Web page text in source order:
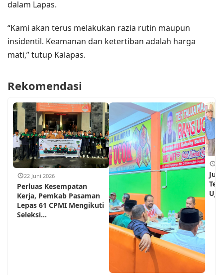
dalam Lapas.
“Kami akan terus melakukan razia rutin maupun
insidentil. Keamanan dan ketertiban adalah harga
mati,” tutup Kalapas.
Rekomendasi
22 Juni 2026
Perluas Kesempatan
Kerja, Pemkab Pasaman
Lepas 61 CPMI Mengikuti
Seleksi...